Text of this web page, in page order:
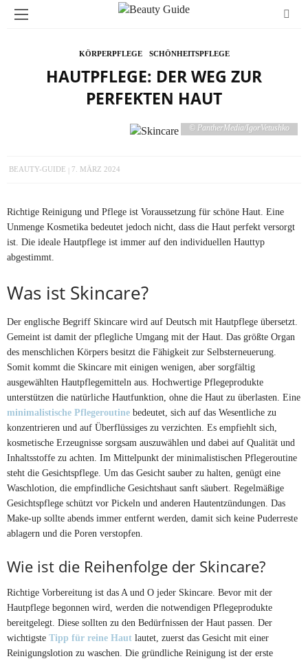
KÖRPERPFLEGE SCHÖNHEITSPFLEGE
HAUTPFLEGE: DER WEG ZUR
PERFEKTEN HAUT
© PantherMedia/IgorVetushko
BEAUTY-GUIDE 7. MÄRZ 2024
Richtige Reinigung und Pflege ist Voraussetzung für schöne Haut. Eine
Unmenge Kosmetika bedeutet jedoch nicht, dass die Haut perfekt versorgt
ist. Die ideale Hautpflege ist immer auf den individuellen Hauttyp
abgestimmt.
Was ist Skincare?
Der englische Begriff Skincare wird auf Deutsch mit Hautpflege übersetzt.
Gemeint ist damit der pflegliche Umgang mit der Haut. Das größte Organ
des menschlichen Körpers besitzt die Fähigkeit zur Selbsterneuerung.
Somit kommt die Skincare mit einigen wenigen, aber sorgfältig
ausgewählten Hautpflegemitteln aus. Hochwertige Pflegeprodukte
unterstützen die natürliche Hautfunktion, ohne die Haut zu überlasten. Eine
minimalistische Pflegeroutine bedeutet, sich auf das Wesentliche zu
konzentrieren und auf Überflüssiges zu verzichten. Es empfiehlt sich,
kosmetische Erzeugnisse sorgsam auszuwählen und dabei auf Qualität und
Inhaltsstoffe zu achten. Im Mittelpunkt der minimalistischen Pflegeroutine
steht die Gesichtspflege. Um das Gesicht sauber zu halten, genügt eine
Waschlotion, die empfindliche Gesichtshaut sanft säubert. Regelmäßige
Gesichtspflege schützt vor Pickeln und anderen Hautentzündungen. Das
Make-up sollte abends immer entfernt werden, damit sich keine Puderreste
ablagern und die Poren verstopfen.
Wie ist die Reihenfolge der Skincare?
Richtige Vorbereitung ist das A und O jeder Skincare. Bevor mit der
Hautpflege begonnen wird, werden die notwendigen Pflegeprodukte
bereitgelegt. Diese sollten zu den Bedürfnissen der Haut passen. Der
wichtigste Tipp für reine Haut lautet, zuerst das Gesicht mit einer
Reinigungslotion zu waschen. Die gründliche Reinigung ist der erste